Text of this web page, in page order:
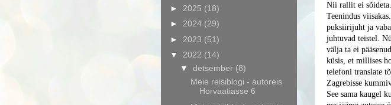
Nii rallit ei
Teenindus
puksiirijuht ja
juhtuvad teistel.
välja ta ei
küsis, et millises
telefoni translate
Zagrebisse
See sama kaugel
► 2025 (18)
► 2024 (29)
► 2023 (51)
▼ 2022 (14)
▼ detsember (8)
Meie reisiblogi - autoreis
Horvaatiasse 6